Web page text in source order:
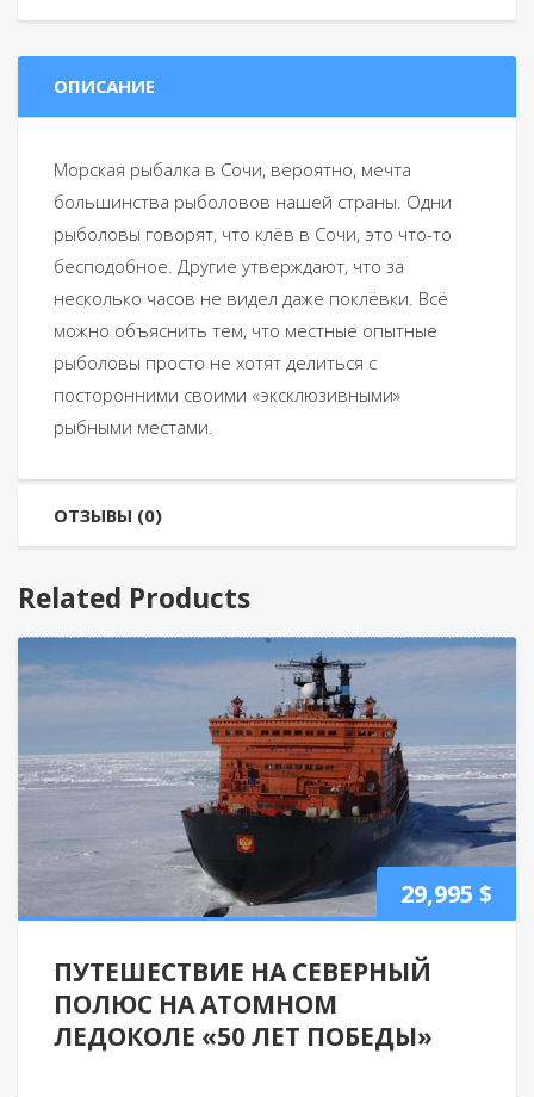
ОПИСАНИЕ
Морская рыбалка в Сочи, вероятно, мечта
большинства рыболовов нашей страны. Одни
рыболовы говорят, что клёв в Сочи, это что-то
бесподобное. Другие утверждают, что за
несколько часов не видел даже поклёвки. Всё
можно объяснить тем, что местные опытные
рыболовы просто не хотят делиться с
посторонними своими «эксклюзивными»
рыбными местами.
ОТЗЫВЫ (0)
Related Products
29,995 $
ПУТЕШЕСТВИЕ НА СЕВЕРНЫЙ
ПОЛЮС НА АТОМНОМ
ЛЕДОКОЛЕ «50 ЛЕТ ПОБЕДЫ»